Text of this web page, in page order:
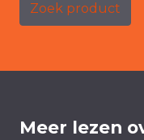
Zoek product
Meer lezen